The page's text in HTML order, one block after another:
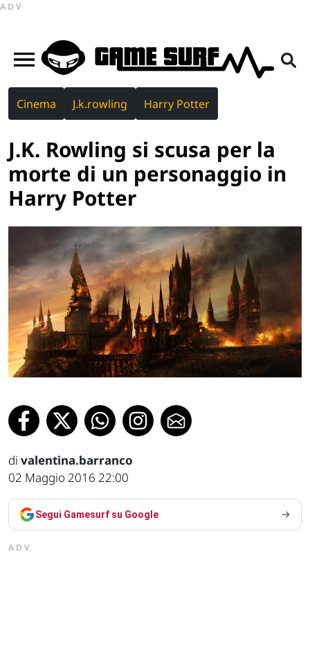
ADV
Cinema J.k.rowling Harry Potter
J.K. Rowling si scusa per la
morte di un personaggio in
Harry Potter
di valentina.barranco
02 Maggio 2016 22:00
Segui Gamesurf su Google
ADV